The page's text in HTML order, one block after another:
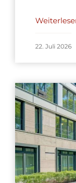
22. Juli 2026